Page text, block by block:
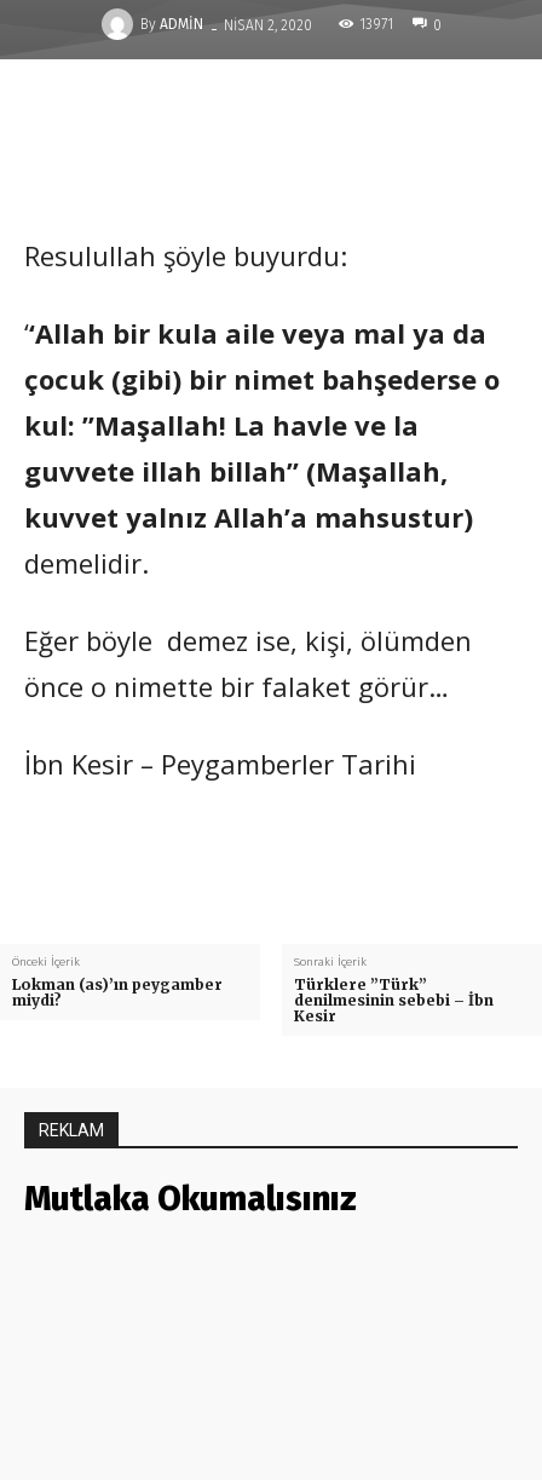
By ADMIN - NISAN 2, 2020 13971 0
Resulullah şöyle buyurdu:
‘‘Allah bir kula aile veya mal ya da
çocuk (gibi) bir nimet bahşederse o
kul: ”Maşallah! La havle ve la
guvvete illah billah” (Maşallah,
kuvvet yalnız Allah’a mahsustur)
demelidir.
Eğer böyle demez ise, kişi, ölümden
önce o nimette bir falaket görür…
İbn Kesir – Peygamberler Tarihi
Önceki İçerik
Lokman (as)’ın peygamber
miydi?
Sonraki İçerik
Türklere ”Türk”
denilmesinin sebebi – İbn
Kesir
REKLAM
Mutlaka Okumalısınız